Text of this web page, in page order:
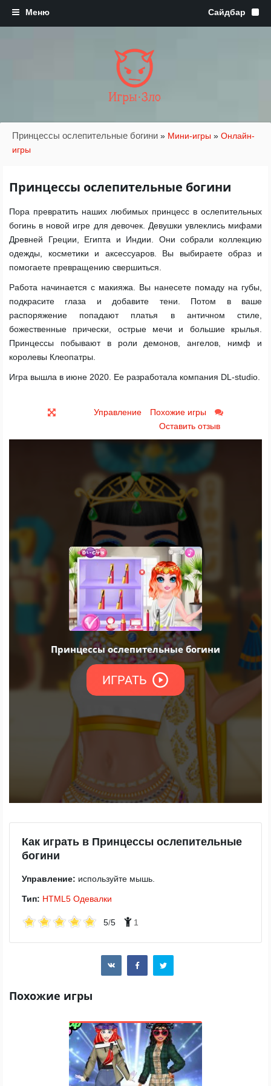
Игры·Зло
Принцессы ослепительные богини » Мини-игры » Онлайн-
игры
Принцессы ослепительные богини
Пора превратить наших любимых принцесс в ослепительных
богинь в новой игре для девочек. Девушки увлеклись мифами
Древней Греции, Египта и Индии. Они собрали коллекцию
одежды, косметики и аксессуаров. Вы выбираете образ и
помогаете превращению свершиться.
Работа начинается с макияжа. Вы нанесете помаду на губы,
подкрасите глаза и добавите тени. Потом в ваше
распоряжение попадают платья в античном стиле,
божественные прически, острые мечи и большие крылья.
Принцессы побывают в роли демонов, ангелов, нимф и
королевы Клеопатры.
Игра вышла в июне 2020. Ее разработала компания DL-studio.
Управление
Похожие игры
Оставить отзыв
Как играть в Принцессы ослепительные
богини
Управление: используйте мышь.
Тип: HTML5 Одевалки
5/5 1
Похожие игры